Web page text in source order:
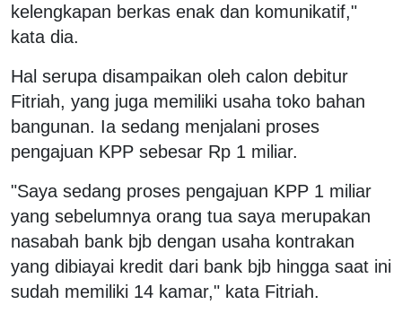
kelengkapan berkas enak dan komunikatif,"
kata dia.
Hal serupa disampaikan oleh calon debitur
Fitriah, yang juga memiliki usaha toko bahan
bangunan. Ia sedang menjalani proses
pengajuan KPP sebesar Rp 1 miliar.
"Saya sedang proses pengajuan KPP 1 miliar
yang sebelumnya orang tua saya merupakan
nasabah bank bjb dengan usaha kontrakan
yang dibiayai kredit dari bank bjb hingga saat ini
sudah memiliki 14 kamar," kata Fitriah.